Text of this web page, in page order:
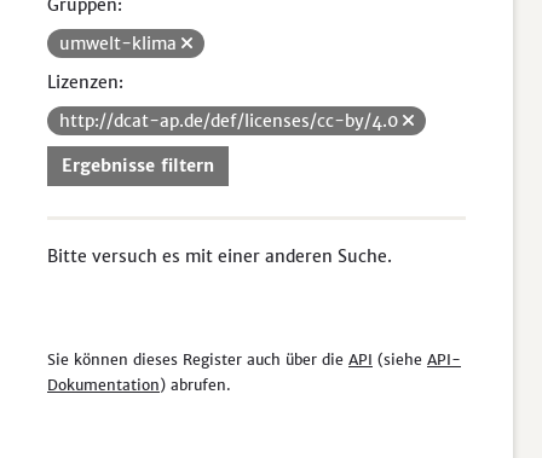
Gruppen:
umwelt-klima
Lizenzen:
http://dcat-ap.de/def/licenses/cc-by/4.0
Ergebnisse filtern
Bitte versuch es mit einer anderen Suche.
Sie können dieses Register auch über die API (siehe API-
Dokumentation) abrufen.